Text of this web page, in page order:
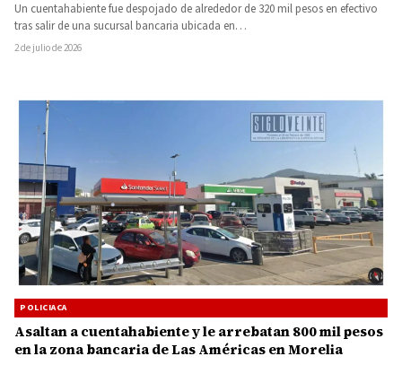
Un cuentahabiente fue despojado de alrededor de 320 mil pesos en efectivo
tras salir de una sucursal bancaria ubicada en…
2 de julio de 2026
POLICIACA
Asaltan a cuentahabiente y le arrebatan 800 mil pesos
en la zona bancaria de Las Américas en Morelia